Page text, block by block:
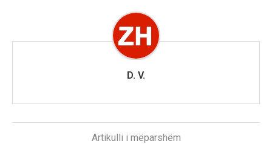
D. V.
Artikulli i mëparshëm